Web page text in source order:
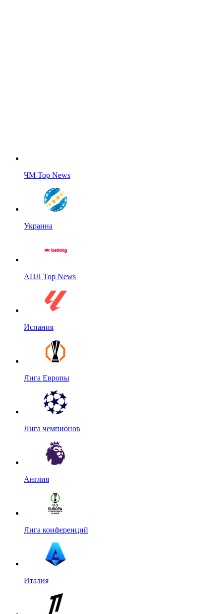
ЧМ Top News
Украина
АПЛ Top News
Испания
Лига Европы
Лига чемпионов
Англия
Лига конференций
Италия